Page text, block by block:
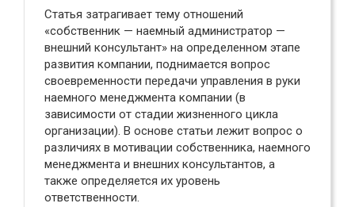
Статья затрагивает тему отношений
«собственник — наемный администратор —
внешний консультант» на определенном этапе
развития компании, поднимается вопрос
своевременности передачи управления в руки
наемного менеджмента компании (в
зависимости от стадии жизненного цикла
организации). В основе статьи лежит вопрос о
различиях в мотивации собственника, наемного
менеджмента и внешних консультантов, а
также определяется их уровень
ответственности.